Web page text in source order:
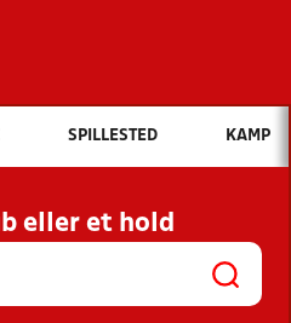
Hvad vil du søge efter?
INDHOLD OG NYHEDER
KLUBBER OG
SPILLESTED KAMP
eller et hold